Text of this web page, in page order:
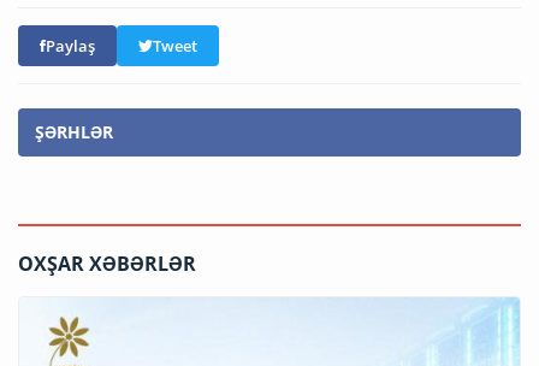
Paylaş Tweet
ŞƏRHLƏR
OXŞAR XƏBƏRLƏR